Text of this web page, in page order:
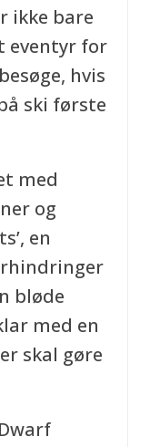
ikke bare
eventyr for
hvis
ski første
med
og
en
bløde
med en
skal gøre